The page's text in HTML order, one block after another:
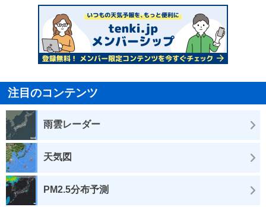
注目のコンテンツ
雨雲レーダー
天気図
PM2.5分布予測